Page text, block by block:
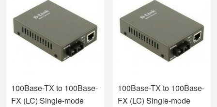
100Base-TX to 100Base-
FX (LC) Single-mode
100Base-TX to 100Base-
FX (LC) Single-mode